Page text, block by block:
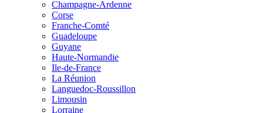
Champagne-Ardenne
Corse
Franche-Comté
Guadeloupe
Guyane
Haute-Normandie
Ile-de-France
La Réunion
Languedoc-Roussillon
Limousin
Lorraine